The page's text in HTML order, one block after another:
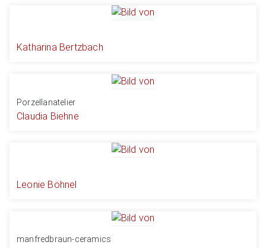
Katharina Bertzbach
Porzellanatelier
Claudia Biehne
Leonie Böhnel
manfredbraun-ceramics